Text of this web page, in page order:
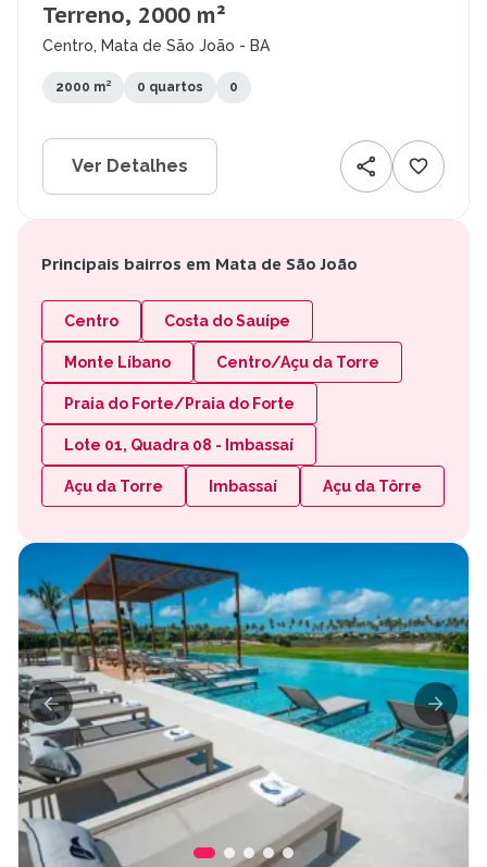
Terreno, 2000 m²
Centro, Mata de São João - BA
2000 m² 0 quartos 0
Ver Detalhes
Principais bairros em Mata de São João
Centro Costa do Sauípe
Monte Líbano Centro/Açu da Torre
Praia do Forte/Praia do Forte
Lote 01, Quadra 08 - Imbassaí
Açu da Torre Imbassaí Açu da Tôrre